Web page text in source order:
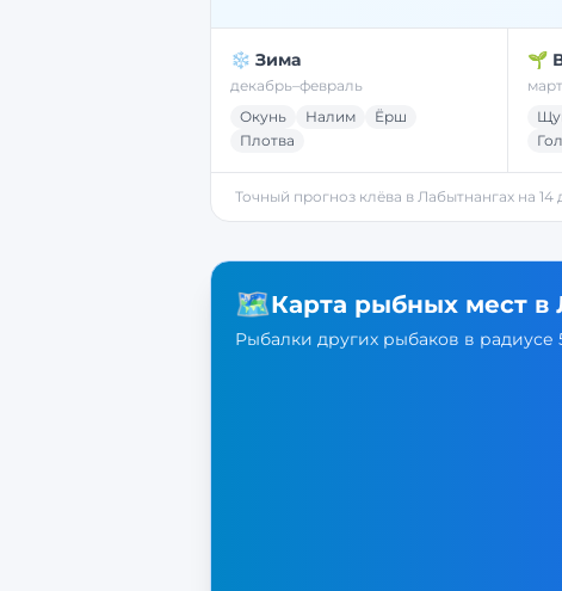
❄️ Зима
декабрь–февраль
Окунь
Налим
Ёрш
Плотва
🌱
Точный прогноз клёва в Лабытнангах на 14
🗺️Карта рыбных мест в
Рыбалки других рыбаков в радиусе